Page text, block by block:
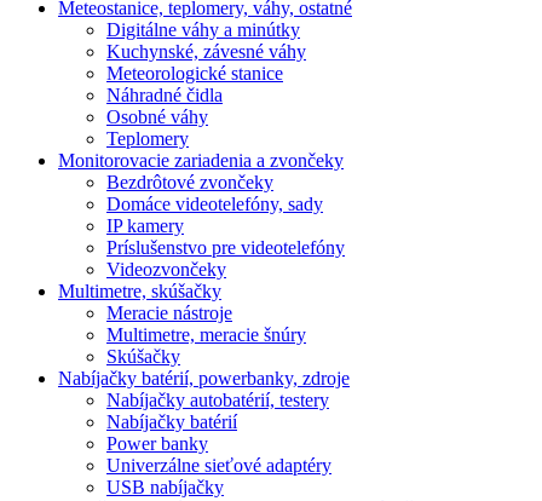
Meteostanice, teplomery, váhy, ostatné
Digitálne váhy a minútky
Kuchynské, závesné váhy
Meteorologické stanice
Náhradné čidla
Osobné váhy
Teplomery
Monitorovacie zariadenia a zvončeky
Bezdrôtové zvončeky
Domáce videotelefóny, sady
IP kamery
Príslušenstvo pre videotelefóny
Videozvončeky
Multimetre, skúšačky
Meracie nástroje
Multimetre, meracie šnúry
Skúšačky
Nabíjačky batérií, powerbanky, zdroje
Nabíjačky autobatérií, testery
Nabíjačky batérií
Power banky
Univerzálne sieťové adaptéry
USB nabíjačky